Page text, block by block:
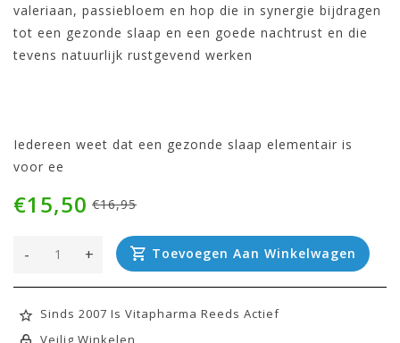
valeriaan, passiebloem en hop die in synergie bijdragen
tot een gezonde slaap en een goede nachtrust en die
tevens natuurlijk rustgevend werken
Iedereen weet dat een gezonde slaap elementair is
voor ee
€16,95
€15,50
+
- Toevoegen Aan Winkelwagen
Sinds 2007 Is Vitapharma Reeds Actief
Veilig Winkelen